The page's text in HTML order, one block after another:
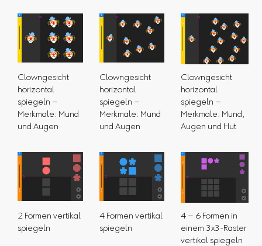
Clowngesicht
horizontal
spiegeln –
Merkmale: Mund
und Augen
Clowngesicht
horizontal
spiegeln –
Merkmale: Mund
und Augen
Clowngesicht
horizontal
spiegeln –
Merkmale: Mund,
Augen und Hut
2 Formen vertikal
spiegeln
4 Formen vertikal
spiegeln
4 – 6 Formen in
einem 3x3-Raster
vertikal spiegeln